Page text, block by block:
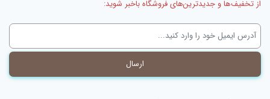
از تخفیف‌ها و جدیدترین‌های فروشگاه باخبر شوید: